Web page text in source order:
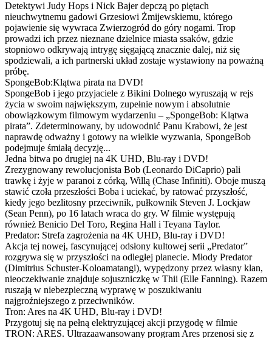
Detektywi Judy Hops i Nick Bajer depczą po piętach
nieuchwytnemu gadowi Grzesiowi Żmijewskiemu, którego
pojawienie się wywraca Zwierzogród do góry nogami. Trop
prowadzi ich przez nieznane dzielnice miasta ssaków, gdzie
stopniowo odkrywają intrygę sięgającą znacznie dalej, niż się
spodziewali, a ich partnerski układ zostaje wystawiony na poważną
próbę.
SpongeBob:Klątwa pirata na DVD!
SpongeBob i jego przyjaciele z Bikini Dolnego wyruszają w rejs
życia w swoim największym, zupełnie nowym i absolutnie
obowiązkowym filmowym wydarzeniu – „SpongeBob: Klątwa
pirata”. Zdeterminowany, by udowodnić Panu Krabowi, że jest
naprawdę odważny i gotowy na wielkie wyzwania, SpongeBob
podejmuje śmiałą decyzję...
Jedna bitwa po drugiej na 4K UHD, Blu-ray i DVD!
Zrezygnowany rewolucjonista Bob (Leonardo DiCaprio) pali
trawkę i żyje w paranoi z córką, Willą (Chase Infiniti). Oboje muszą
stawić czoła przeszłości Boba i uciekać, by ratować przyszłość,
kiedy jego bezlitosny przeciwnik, pułkownik Steven J. Lockjaw
(Sean Penn), po 16 latach wraca do gry. W filmie występują
również Benicio Del Toro, Regina Hall i Teyana Taylor.
Predator: Strefa zagrożenia na 4K UHD, Blu-ray i DVD!
Akcja tej nowej, fascynującej odsłony kultowej serii „Predator”
rozgrywa się w przyszłości na odległej planecie. Młody Predator
(Dimitrius Schuster-Koloamatangi), wypędzony przez własny klan,
nieoczekiwanie znajduje sojuszniczkę w Thii (Elle Fanning). Razem
ruszają w niebezpieczną wyprawę w poszukiwaniu
najgroźniejszego z przeciwników.
Tron: Ares na 4K UHD, Blu-ray i DVD!
Przygotuj się na pełną elektryzującej akcji przygodę w filmie
TRON: ARES. Ultrazaawansowany program Ares przenosi się z